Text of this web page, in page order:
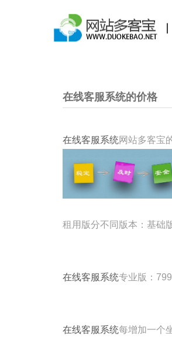
在线客服系统的价格
在线客服系统网站多客宝
租用版分不同版本：基础
在线客服系统专业版：
在线客服系统每增加一个